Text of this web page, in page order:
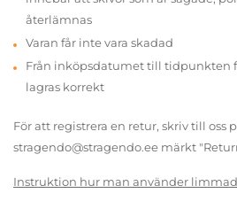
återlämnas
Varan får inte vara skadad
Från inköpsdatumet till tidpunkten
lagras korrekt
För att registrera en retur, skriv till oss
stragendo@stragendo.ee märkt
Instruktion hur man använder